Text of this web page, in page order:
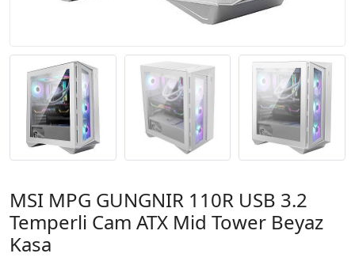
MSI MPG GUNGNIR 110R USB 3.2
Temperli Cam ATX Mid Tower Beyaz
Kasa